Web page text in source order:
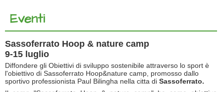
Eventi
Sassoferrato Hoop & nature camp
9-15 luglio
Diffondere gli Obiettivi di sviluppo sostenibile attraverso lo sport è
l'obiettivo di Sassoferrato Hoop&nature camp, promosso dallo
sportivo professionista Paul Bilingha nella citta di Sassoferrato.